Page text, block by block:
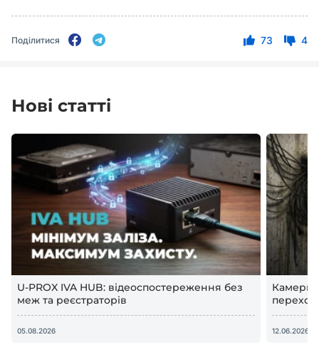
Поділитися 73 4
Нові статті
U-PROX IVA HUB: відеоспостереження без
меж та реєстраторів
05.08.2026
Камери
12.06.2026